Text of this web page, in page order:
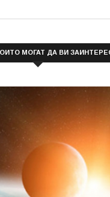
МОГАТ ДА ВИ